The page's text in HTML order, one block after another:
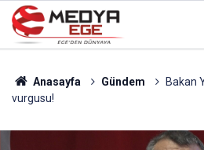
Anasayfa Gündem
Bakan
vurgusu!